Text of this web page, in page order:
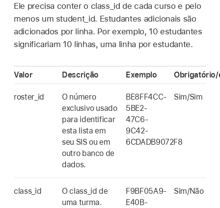
Ele precisa conter o class_id de cada curso e pelo
menos um student_id. Estudantes adicionais são
adicionados por linha. Por exemplo, 10 estudantes
significariam 10 linhas, uma linha por estudante.
Valor Descrição Exemplo
roster_id
O número
exclusivo usado
para identificar
esta lista em
seu SIS ou em
outro banco de
dados.
BE8FF4CC-
5BE2-
47C6-
9C42-
6CDADB9072F8
Sim/Sim
class_id
O class_id de
uma turma.
F9BF05A9-
E40B-
Sim/Não